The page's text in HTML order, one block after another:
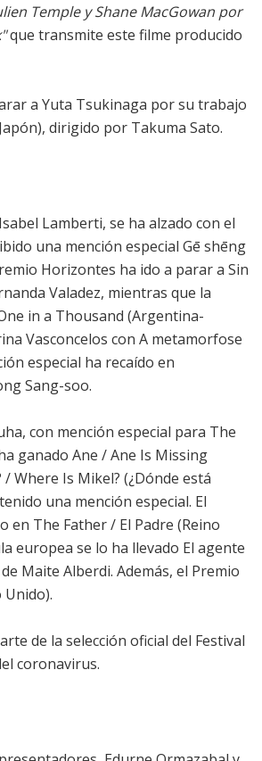
Temple y Shane MacGowan por
que transmite este filme producido
a Yuta Tsukinaga por su trabajo
dirigido por Takuma Sato.
Lamberti, se ha alzado con el
una mención especial Gē shēng
Horizontes ha ido a parar a Sin
Valadez, mientras que la
in a Thousand (Argentina-
Vasconcelos con A metamorfose
especial ha recaído en
Sang-soo.
con mención especial para The
ganado Ane / Ane Is Missing
Where Is Mikel? (¿Dónde está
una mención especial. El
en The Father / El Padre (Reino
europea se lo ha llevado El agente
Maite Alberdi. Además, el Premio
de la selección oficial del Festival
coronavirus.